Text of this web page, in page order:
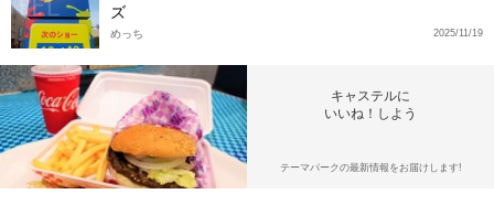
ズ
2025/11/19
めっち
キャステルに
いいね！しよう
テーマパークの最新情報をお届けします!